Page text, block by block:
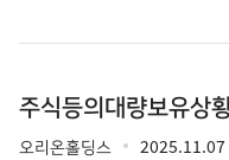
주식등의대량보유상
오리온홀딩스 2025.11.07